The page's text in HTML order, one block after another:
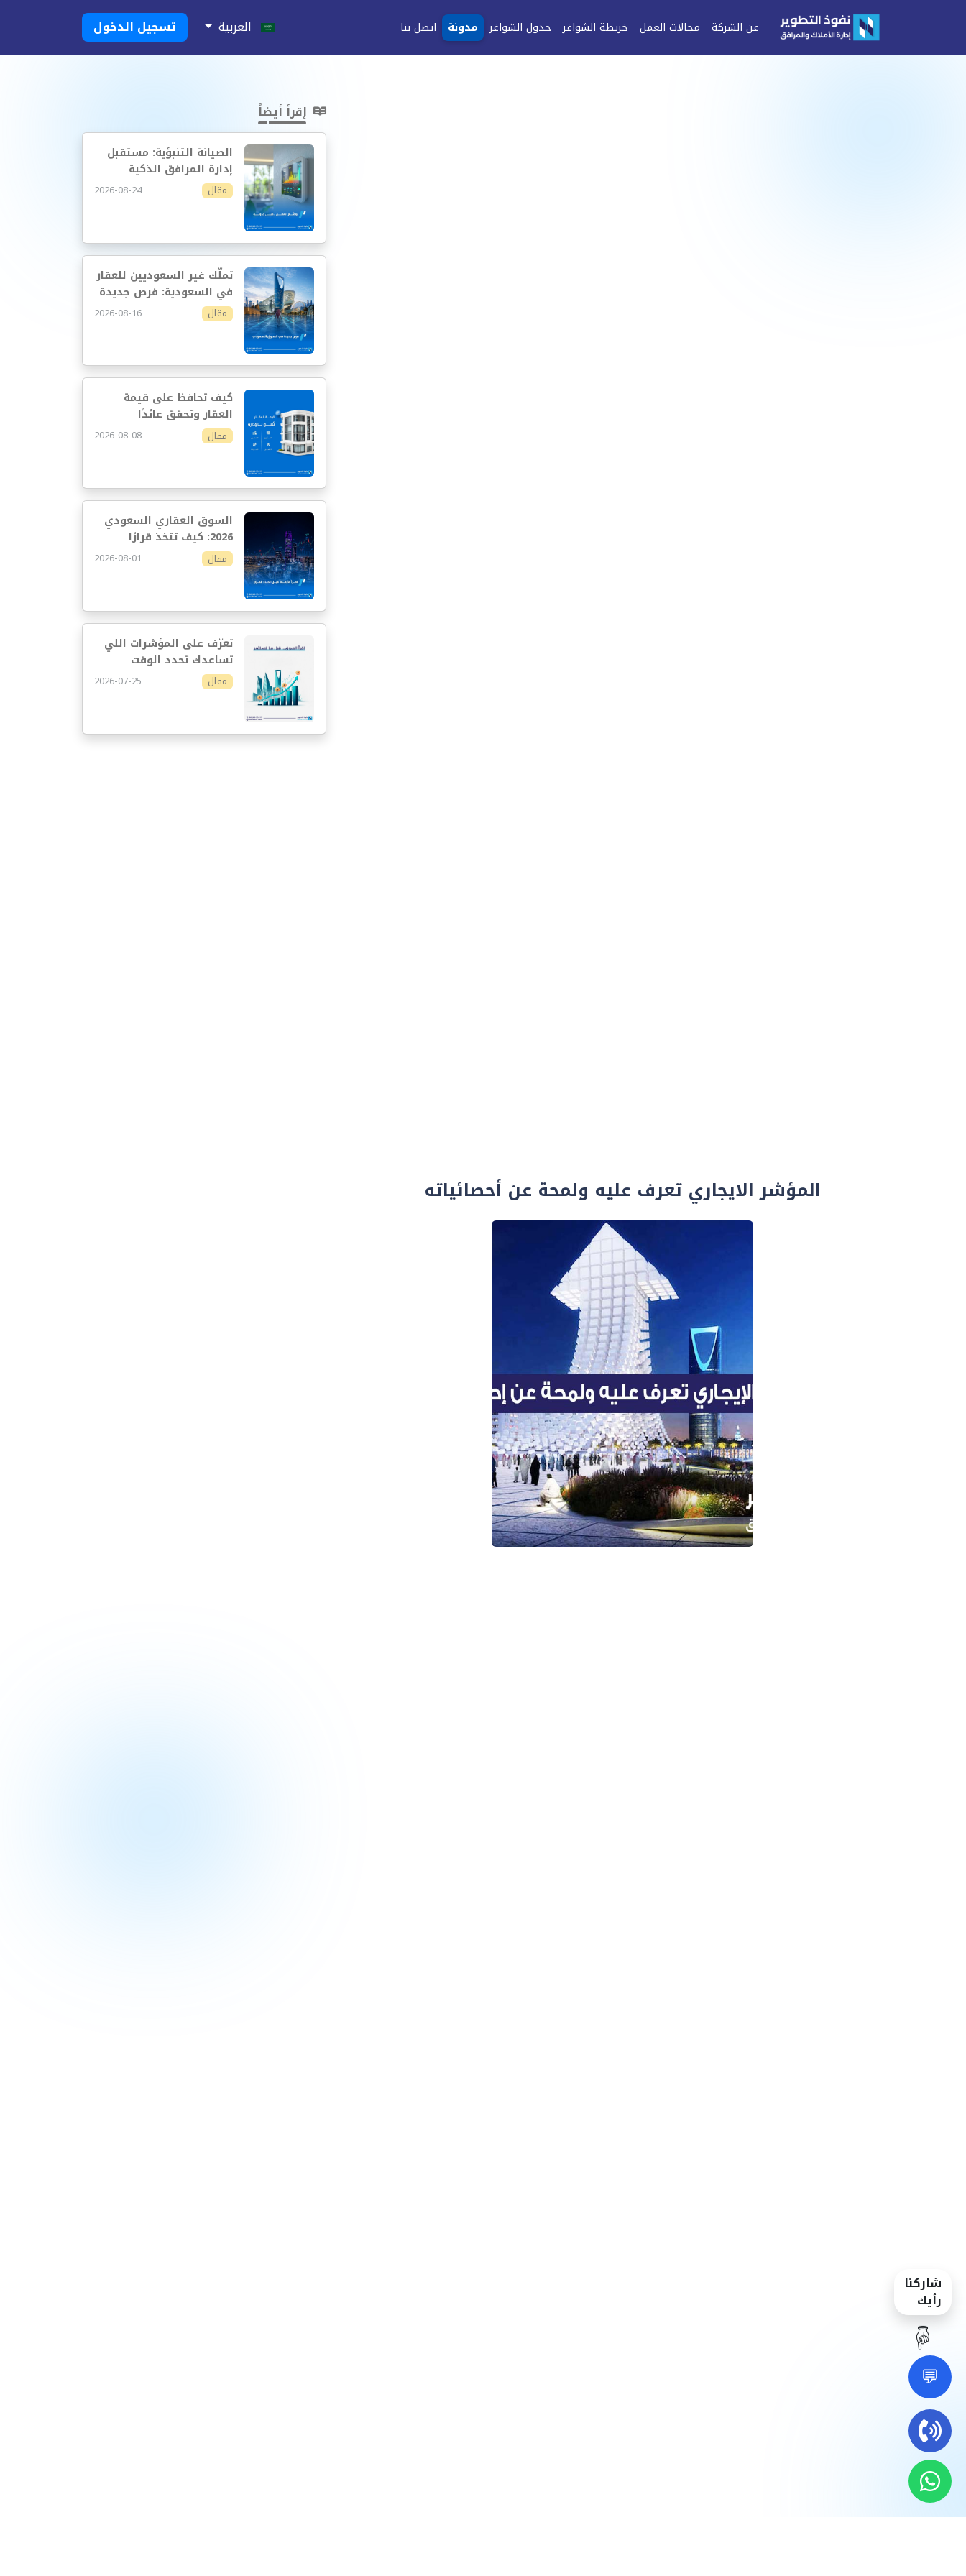
عن الشركة مجالات العمل خريطة الشواغر جدول الشواغر مدونة اتصل بنا العربية تسجيل الدخول
💬
شاركنا
رأيك
☝️
المؤشر الايجاري تعرف عليه ولمحة عن أحصائياته
إقرأ أيضاً
الصيانة التنبؤية: مستقبل
إدارة المرافق الذكية
مقال 2026-08-24
تملّك غير السعوديين للعقار
في السعودية: فرص جديدة
وإدارة أكثر احترافية
مقال 2026-08-16
كيف تحافظ على قيمة
العقار وتحقق عائدًا
مستدامًا
مقال 2026-08-08
السوق العقاري السعودي
2026: كيف تتخذ قرارًا
استثماريًا أفضل
مقال 2026-08-01
تعرّف على المؤشرات اللي
تساعدك تحدد الوقت
المناسب للاستثمار
مقال 2026-07-25